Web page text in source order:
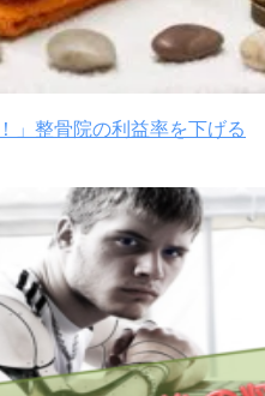
」整骨院の利益率を下げる